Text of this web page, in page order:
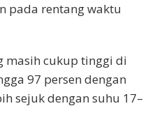
pada rentang waktu
masih cukup tinggi di
97 persen dengan
sejuk dengan suhu 17–